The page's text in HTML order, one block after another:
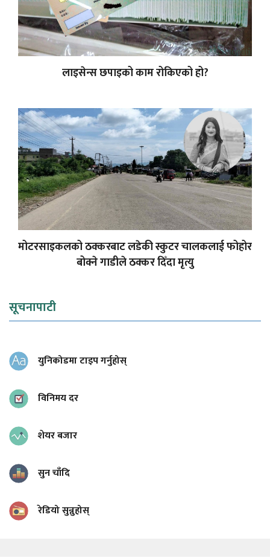
लाइसेन्स छपाइको काम रोकिएको हो?
मोटरसाइकलको ठक्करबाट लडेकी स्कुटर चालकलाई फोहोर
बोक्ने गाडीले ठक्कर दिँदा मृत्यु
सूचनापाटी
युनिकोडमा टाइप गर्नुहोस्
विनिमय दर
शेयर बजार
सुन चाँदि
रेडियो सुन्नुहोस्